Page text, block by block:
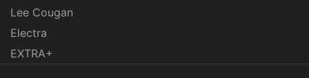
Lee Cougan
Electra
EXTRA+